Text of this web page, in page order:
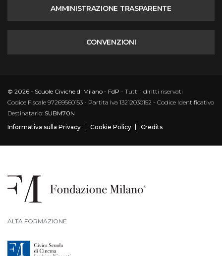
AMMINISTRAZIONE TRASPARENTE
CONVENZIONI
© 2026 - Scuole Civiche di Milano - FdP - Tutti i diritti riservati
Codice Fiscale 97269560153 - Partita Iva 13212030152 - Codice Identificativo
Destinatario: SUBM70N
Informativa sulla Privacy
Cookie Policy Credits
ALTA FORMAZIONE